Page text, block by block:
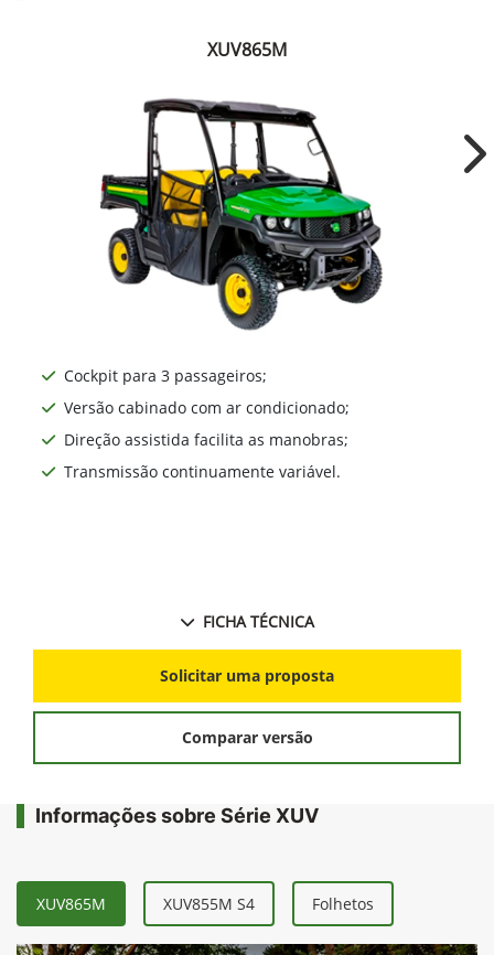
XUV865M
Cockpit para 3 passageiros;
Versão cabinado com ar condicionado;
Direção assistida facilita as manobras;
Transmissão continuamente variável.
FICHA TÉCNICA
Solicitar uma proposta
Comparar versão
Informações sobre Série XUV
XUV865M XUV855M S4 Folhetos